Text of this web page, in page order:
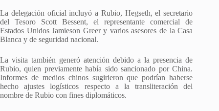
La delegación oficial incluyó a Rubio, Hegseth, el secretario
del Tesoro Scott Bessent, el representante comercial de
Estados Unidos Jamieson Greer y varios asesores de la Casa
Blanca y de seguridad nacional.
La visita también generó atención debido a la presencia de
Rubio, quien previamente había sido sancionado por China.
Informes de medios chinos sugirieron que podrían haberse
hecho ajustes logísticos respecto a la transliteración del
nombre de Rubio con fines diplomáticos.